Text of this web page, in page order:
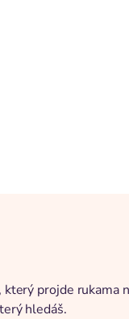
projde rukama
hledáš.